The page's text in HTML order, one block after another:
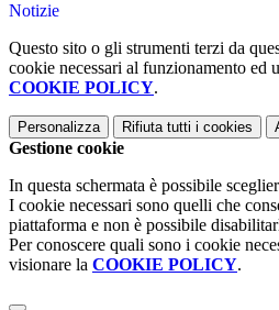
Notizie
Questo sito o gli strumenti terzi da
cookie necessari al funzionamento ed
COOKIE POLICY.
Personalizza Rifiuta tutti i cookies
Gestione cookie
In questa schermata è possibile
I cookie necessari sono quelli che
piattaforma e non è possibile
Per conoscere quali sono i cookie
visionare la COOKIE POLICY.